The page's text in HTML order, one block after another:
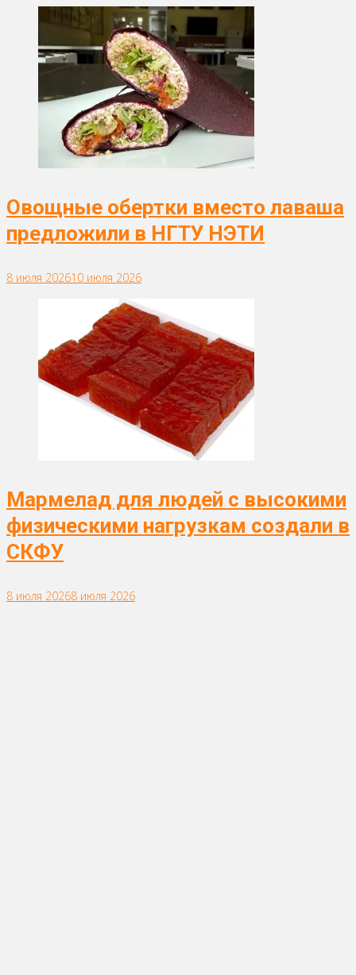
Овощные обертки вместо лаваша
предложили в НГТУ НЭТИ
8 июля 202610 июля 2026
Мармелад для людей с высокими
физическими нагрузкам создали в
СКФУ
8 июля 20268 июля 2026